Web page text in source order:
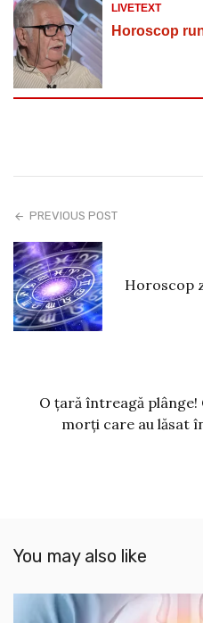
LIVETEXT
Horoscop
PREVIOUS POST
Horoscop
O țară întreagă plânge!
morți care au lăsat
You may also like